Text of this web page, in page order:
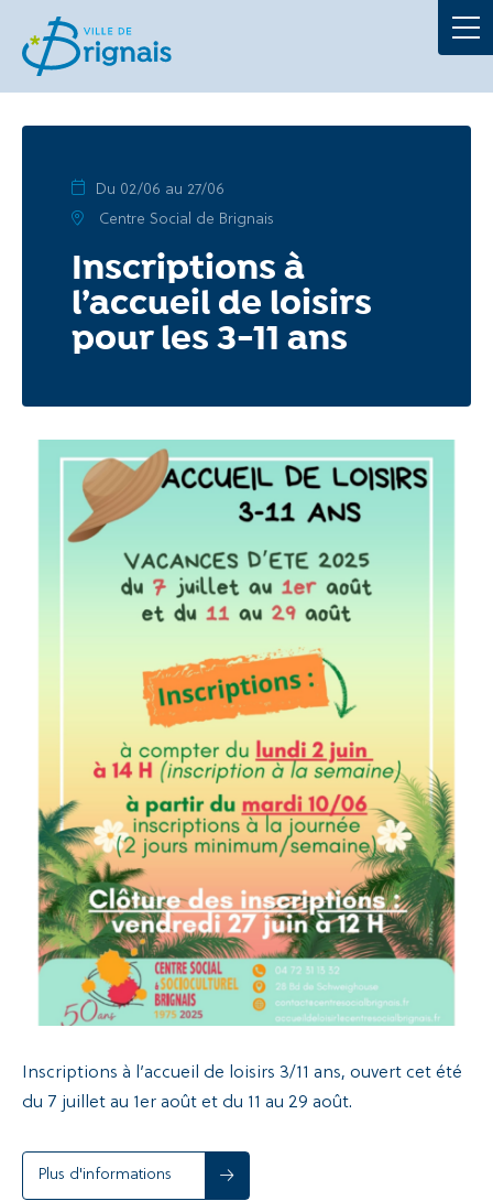
Du 02/06 au 27/06
Centre Social de Brignais
Inscriptions à
l’accueil de loisirs
pour les 3-11 ans
Inscriptions à l’accueil de loisirs 3/11 ans, ouvert cet été
du 7 juillet au 1er août et du 11 au 29 août.
Plus d'informations
La Mairie
Au quotidien
Culture et loisirs
Portails
Agenda
Recherche